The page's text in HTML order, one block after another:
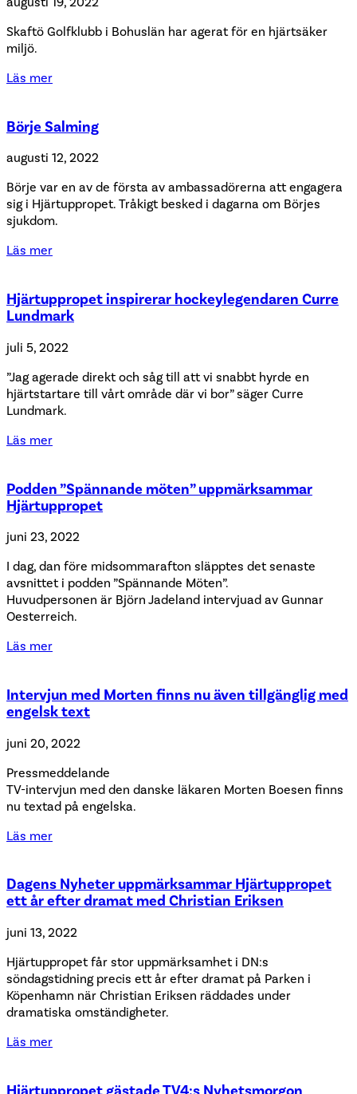
Skaftö Golfklubb i Bohuslän har agerat för en hjärtsäker
miljö.
Läs mer
Börje Salming
augusti 12, 2022
Börje var en av de första av ambassadörerna att engagera
sig i Hjärtuppropet. Tråkigt besked i dagarna om Börjes
sjukdom.
Läs mer
Hjärtuppropet inspirerar hockeylegendaren Curre
Lundmark
juli 5, 2022
”Jag agerade direkt och såg till att vi snabbt hyrde en
hjärtstartare till vårt område där vi bor” säger Curre
Lundmark.
Läs mer
Podden ”Spännande möten” uppmärksammar
Hjärtuppropet
juni 23, 2022
I dag, dan före midsommarafton släpptes det senaste
avsnittet i podden ”Spännande Möten”.
Huvudpersonen är Björn Jadeland intervjuad av Gunnar
Oesterreich.
Läs mer
Intervjun med Morten finns nu även tillgänglig med
engelsk text
juni 20, 2022
Pressmeddelande
TV-intervjun med den danske läkaren Morten Boesen finns
nu textad på engelska.
Läs mer
Dagens Nyheter uppmärksammar Hjärtuppropet
ett år efter dramat med Christian Eriksen
juni 13, 2022
Hjärtuppropet får stor uppmärksamhet i DN:s
söndagstidning precis ett år efter dramat på Parken i
Köpenhamn när Christian Eriksen räddades under
dramatiska omständigheter.
Läs mer